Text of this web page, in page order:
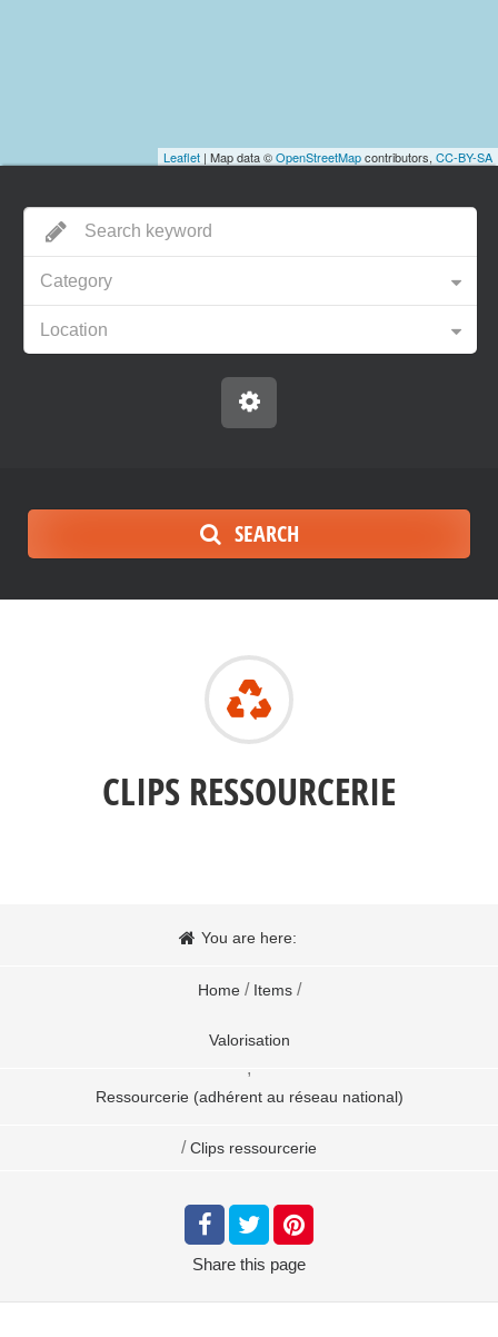
Leaflet | Map data ©OpenStreetMapcontributors, CC-BY-SA
Category
Location
SEARCH
CLIPS RESSOURCERIE
You are here:
Home / Items /
Valorisation
,
Ressourcerie (adhérent au réseau national)
/ Clips ressourcerie
Share this page